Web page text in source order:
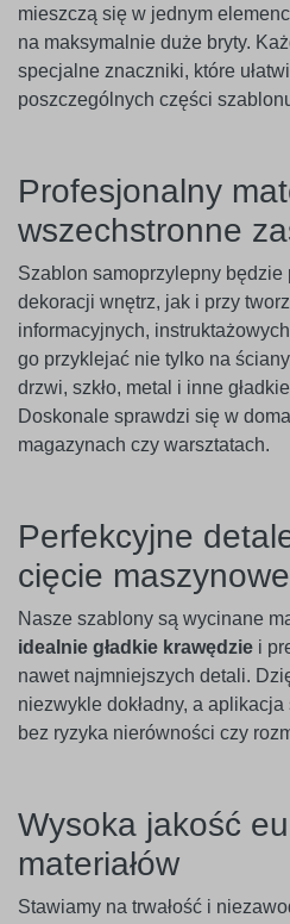
mieszczą się w jednym
na maksymalnie duże bryty.
specjalne znaczniki, które
poszczególnych części
Profesjonalny
wszechstronne
Szablon samoprzylepny będzie
dekoracji wnętrz, jak i przy
informacyjnych,
go przyklejać nie tylko na
drzwi, szkło, metal i inne
Doskonale sprawdzi się w
magazynach czy warsztatach.
Perfekcyjne
cięcie maszynowe
Nasze szablony są wycinane
idealnie gładkie krawędzie i
nawet najmniejszych detali.
niezwykle dokładny, a
bez ryzyka nierówności czy
Wysoka jakość
materiałów
Stawiamy na trwałość i